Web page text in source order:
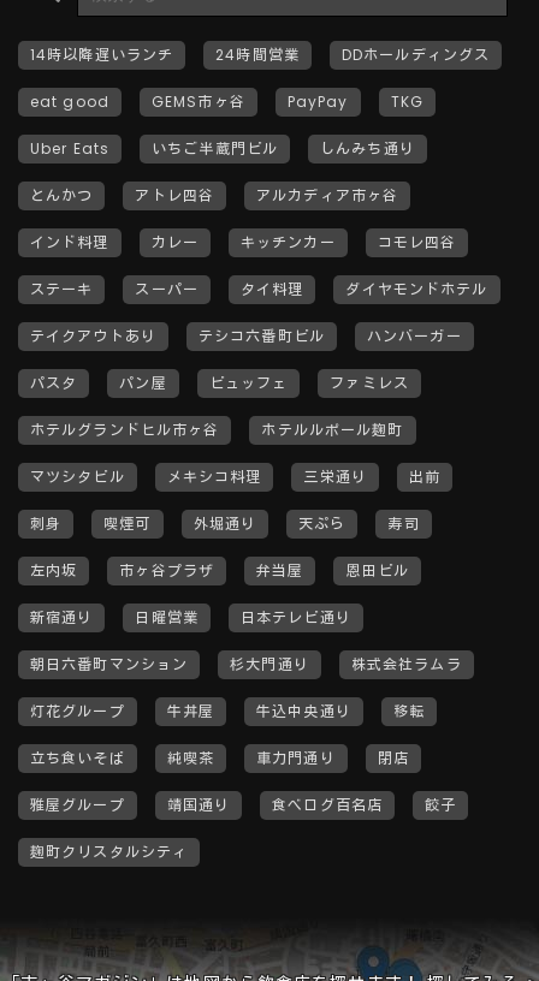
14時以降遅いランチ 24時間営業 DDホールディングス
eat good GEMS市ヶ谷 PayPay TKG
Uber Eats いちご半蔵門ビル しんみち通り
とんかつ アトレ四谷 アルカディア市ヶ谷
インド料理 カレー キッチンカー コモレ四谷
ステーキ スーパー タイ料理 ダイヤモンドホテル
テイクアウトあり テシコ六番町ビル ハンバーガー
パスタ パン屋 ビュッフェ ファミレス
ホテルグランドヒル市ヶ谷 ホテルルポール麹町
マツシタビル メキシコ料理 三栄通り 出前
刺身 喫煙可 外堀通り 天ぷら 寿司
左内坂 市ヶ谷プラザ 弁当屋 恩田ビル
新宿通り 日曜営業 日本テレビ通り
朝日六番町マンション 杉大門通り 株式会社ラムラ
灯花グループ 牛丼屋 牛込中央通り 移転
立ち食いそば 純喫茶 車力門通り 閉店
雅屋グループ 靖国通り 食べログ百名店 餃子
麹町クリスタルシティ